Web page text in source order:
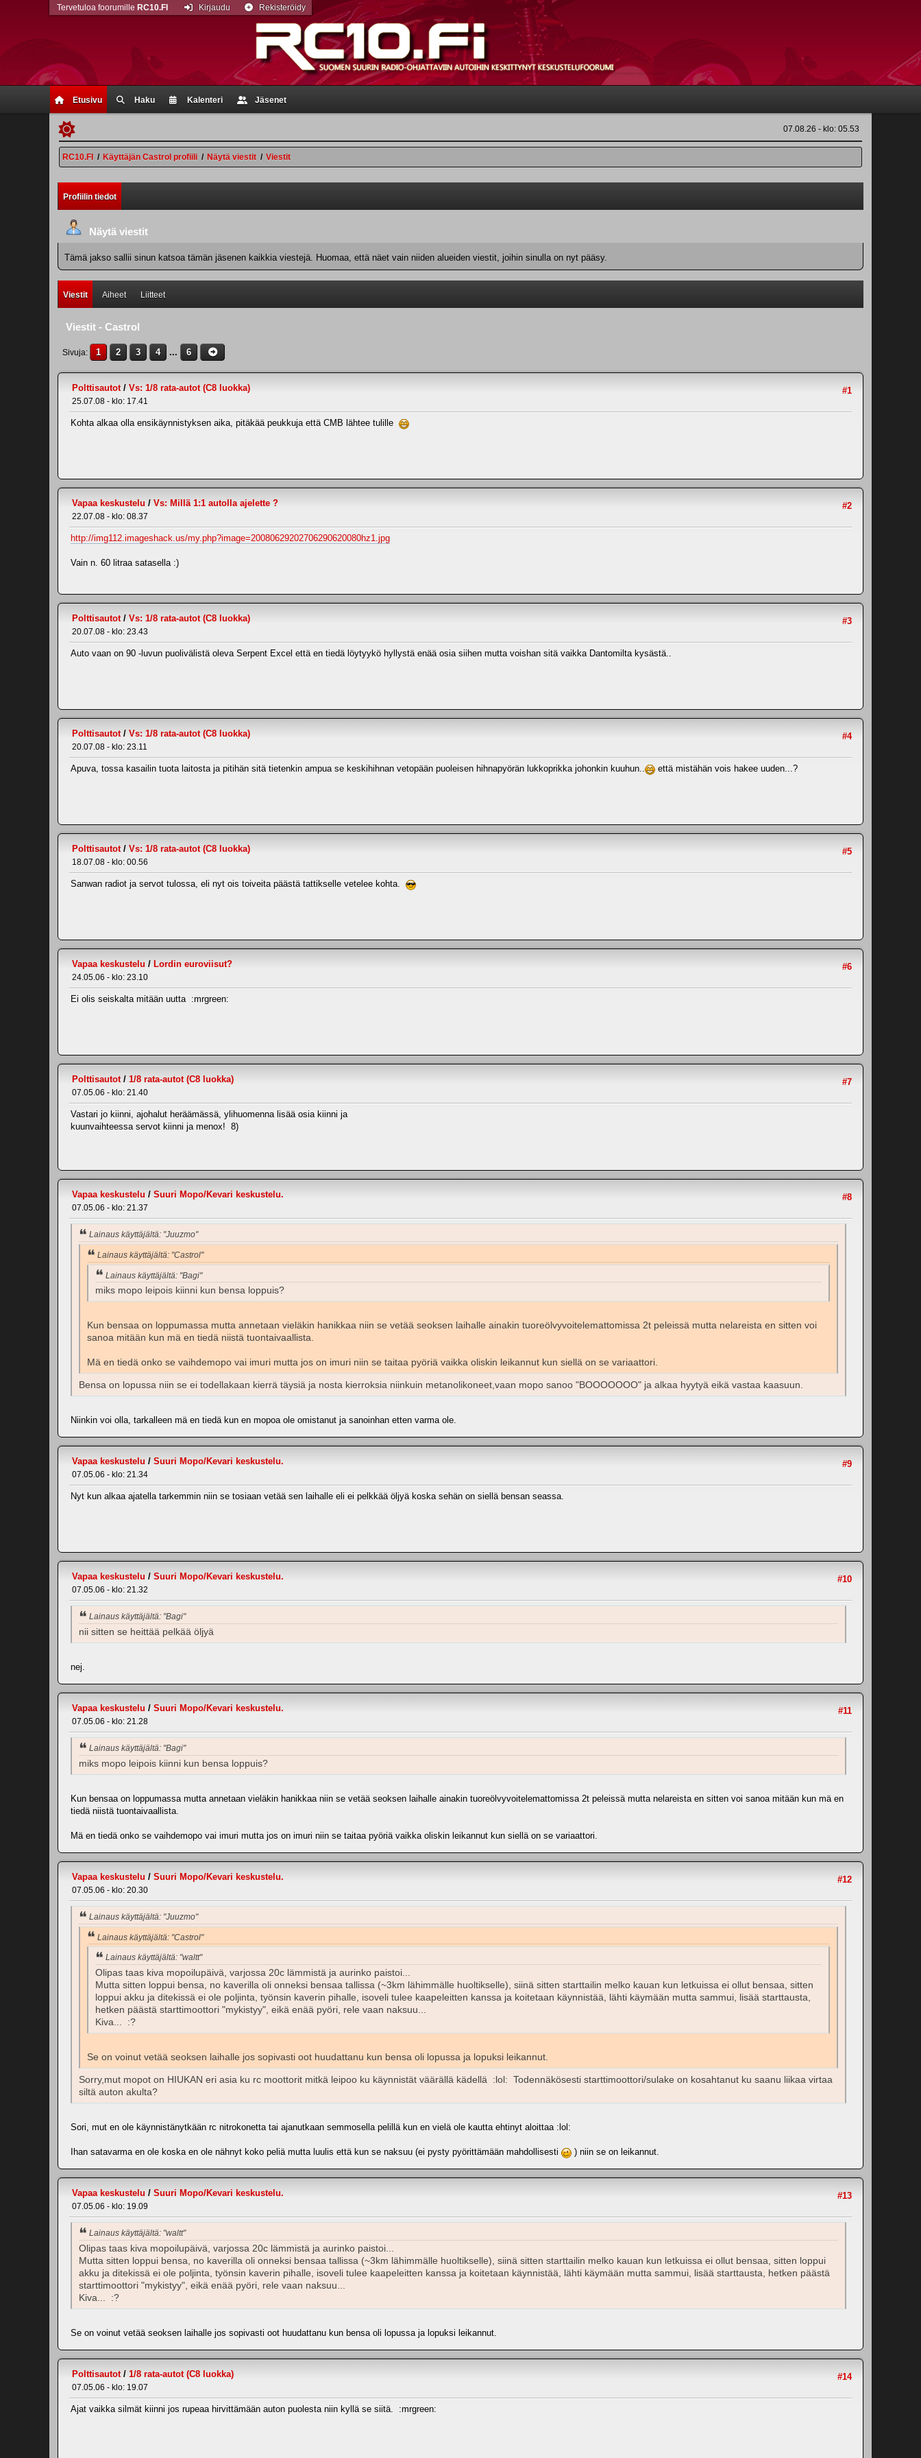
Etusivu Haku Kalenteri Jäsenet
Tervetuloa foorumille RC10.FI Kirjaudu Rekisteröidy
07.08.26 - klo: 05.53
RC10.FI / Käyttäjän Castrol profiili / Näytä viestit / Viestit
Profiilin tiedot
Näytä viestit
Tämä jakso sallii sinun katsoa tämän jäsenen kaikkia viestejä. Huomaa, että näet vain niiden alueiden viestit, joihin sinulla on nyt pääsy.
Viestit Aiheet Liitteet
Viestit - Castrol
Sivuja 1 2 3 4 ... 6
#1
Polttisautot/ Vs: 1/8 rata-autot (C8 luokka)
25.07.08 - klo: 17.41
Kohta alkaa olla ensikäynnistyksen aika, pitäkää peukkuja että CMB lähtee tulille
#2
Vapaa keskustelu / Vs: Millä 1:1 autolla ajelette ?
22.07.08 - klo: 08.37
http://img112.imageshack.us/my.php?image=20080629202706290620080hz1.jpg
Vain n. 60 litraa satasella :)
#3
Polttisautot/ Vs: 1/8 rata-autot (C8 luokka)
20.07.08 - klo: 23.43
Auto vaan on 90 -luvun puolivälistä oleva Serpent Excel että en tiedä löytyykö hyllystä enää osia siihen mutta voishan sitä vaikka Dantomilta kysästä..
#4
Polttisautot/ Vs: 1/8 rata-autot (C8 luokka)
20.07.08 - klo: 23.11
Apuva, tossa kasailin tuota laitosta ja pitihän sitä tietenkin ampua se keskihihnan vetopään puoleisen hihnapyörän lukkoprikka johonkin kuuhun.. että mistähän vois hakee uuden...?
#5
Polttisautot/ Vs: 1/8 rata-autot (C8 luokka)
18.07.08 - klo: 00.56
Sanwan radiot ja servot tulossa, eli nyt ois toiveita päästä tattikselle vetelee kohta.
#6
Vapaa keskustelu / Lordin euroviisut?
24.05.06 - klo: 23.10
Ei olis seiskalta mitään uutta :mrgreen:
#7
Polttisautot/ 1/8 rata-autot (C8 luokka)
07.05.06 - klo: 21.40
Vastari jo kiinni, ajohalut heräämässä, ylihuomenna lisää osia kiinni ja
kuunvaihteessa servot kiinni ja menox! 8)
#8
Vapaa keskustelu / Suuri Mopo/Kevari keskustelu.
07.05.06 - klo: 21.37
Lainaus käyttäjältä: "Juuzmo"
Lainaus käyttäjältä: "Castrol"
Lainaus käyttäjältä: "Bagi"
miks mopo leipois kiinni kun bensa loppuis?
Kun bensaa on loppumassa mutta annetaan vieläkin hanikkaa niin se vetää seoksen laihalle ainakin tuoreölvyvoitelemattomissa 2t peleissä mutta nelareista en sitten voi
sanoa mitään kun mä en tiedä niistä tuontaivaallista.
Mä en tiedä onko se vaihdemopo vai imuri mutta jos on imuri niin se taitaa pyöriä vaikka oliskin leikannut kun siellä on se variaattori.
Bensa on lopussa niin se ei todellakaan kierrä täysiä ja nosta kierroksia niinkuin metanolikoneet,vaan mopo sanoo "BOOOOOOO" ja alkaa hyytyä eikä vastaa kaasuun.
Niinkin voi olla, tarkalleen mä en tiedä kun en mopoa ole omistanut ja sanoinhan etten varma ole.
#9
Vapaa keskustelu / Suuri Mopo/Kevari keskustelu.
07.05.06 - klo: 21.34
Nyt kun alkaa ajatella tarkemmin niin se tosiaan vetää sen laihalle eli ei pelkkää öljyä koska sehän on siellä bensan seassa.
#10
Vapaa keskustelu / Suuri Mopo/Kevari keskustelu.
07.05.06 - klo: 21.32
Lainaus käyttäjältä: "Bagi"
nii sitten se heittää pelkää öljyä
nej.
#11
Vapaa keskustelu / Suuri Mopo/Kevari keskustelu.
07.05.06 - klo: 21.28
Lainaus käyttäjältä: "Bagi"
miks mopo leipois kiinni kun bensa loppuis?
Kun bensaa on loppumassa mutta annetaan vieläkin hanikkaa niin se vetää seoksen laihalle ainakin tuoreölvyvoitelemattomissa 2t peleissä mutta nelareista en sitten voi sanoa mitään kun mä en
tiedä niistä tuontaivaallista.
Mä en tiedä onko se vaihdemopo vai imuri mutta jos on imuri niin se taitaa pyöriä vaikka oliskin leikannut kun siellä on se variaattori.
#12
Vapaa keskustelu / Suuri Mopo/Kevari keskustelu.
07.05.06 - klo: 20.30
Lainaus käyttäjältä: "Juuzmo"
Lainaus käyttäjältä: "Castrol"
Lainaus käyttäjältä: "waltt"
Olipas taas kiva mopoilupäivä, varjossa 20c lämmistä ja aurinko paistoi...
Mutta sitten loppui bensa, no kaverilla oli onneksi bensaa tallissa (~3km lähimmälle huoltikselle), siinä sitten starttailin melko kauan kun letkuissa ei ollut bensaa, sitten
loppui akku ja ditekissä ei ole poljinta, työnsin kaverin pihalle, isoveli tulee kaapeleitten kanssa ja koitetaan käynnistää, lähti käymään mutta sammui, lisää starttausta,
hetken päästä starttimoottori "mykistyy", eikä enää pyöri, rele vaan naksuu...
Kiva... :?
Se on voinut vetää seoksen laihalle jos sopivasti oot huudattanu kun bensa oli lopussa ja lopuksi leikannut.
Sorry,mut mopot on HIUKAN eri asia ku rc moottorit mitkä leipoo ku käynnistät väärällä kädellä :lol: Todennäkösesti starttimoottori/sulake on kosahtanut ku saanu liikaa virtaa
siltä auton akulta?
Sori, mut en ole käynnistänytkään rc nitrokonetta tai ajanutkaan semmosella pelillä kun en vielä ole kautta ehtinyt aloittaa :lol:
Ihan satavarma en ole koska en ole nähnyt koko peliä mutta luulis että kun se naksuu (ei pysty pyörittämään mahdollisesti ) niin se on leikannut.
#13
Vapaa keskustelu / Suuri Mopo/Kevari keskustelu.
07.05.06 - klo: 19.09
Lainaus käyttäjältä: "waltt"
Olipas taas kiva mopoilupäivä, varjossa 20c lämmistä ja aurinko paistoi...
Mutta sitten loppui bensa, no kaverilla oli onneksi bensaa tallissa (~3km lähimmälle huoltikselle), siinä sitten starttailin melko kauan kun letkuissa ei ollut bensaa, sitten loppui
akku ja ditekissä ei ole poljinta, työnsin kaverin pihalle, isoveli tulee kaapeleitten kanssa ja koitetaan käynnistää, lähti käymään mutta sammui, lisää starttausta, hetken päästä
starttimoottori "mykistyy", eikä enää pyöri, rele vaan naksuu...
Kiva... :?
Se on voinut vetää seoksen laihalle jos sopivasti oot huudattanu kun bensa oli lopussa ja lopuksi leikannut.
#14
Polttisautot/ 1/8 rata-autot (C8 luokka)
07.05.06 - klo: 19.07
Ajat vaikka silmät kiinni jos rupeaa hirvittämään auton puolesta niin kyllä se siitä. :mrgreen: